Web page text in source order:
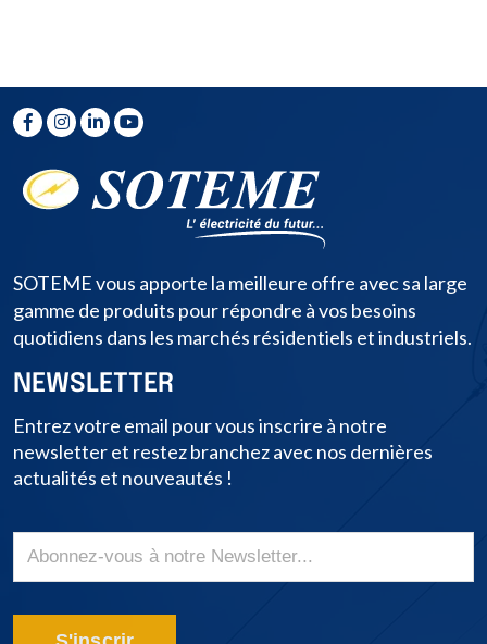
SOTEME vous apporte la meilleure offre avec sa large
gamme de produits pour répondre à vos besoins
quotidiens dans les marchés résidentiels et industriels.
NEWSLETTER
Entrez votre email pour vous inscrire à notre
newsletter et restez branchez avec nos dernières
actualités et nouveautés !